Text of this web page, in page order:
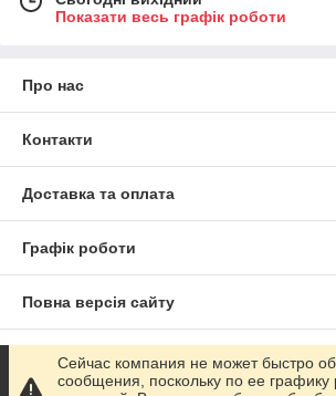
Показати весь графік роботи
Про нас
Контакти
Доставка та оплата
Графік роботи
Повна версія сайту
Сайт створено на маркетплейсі Prom.ua
Сейчас компания не может быстро
сообщения, поскольку по ее графику